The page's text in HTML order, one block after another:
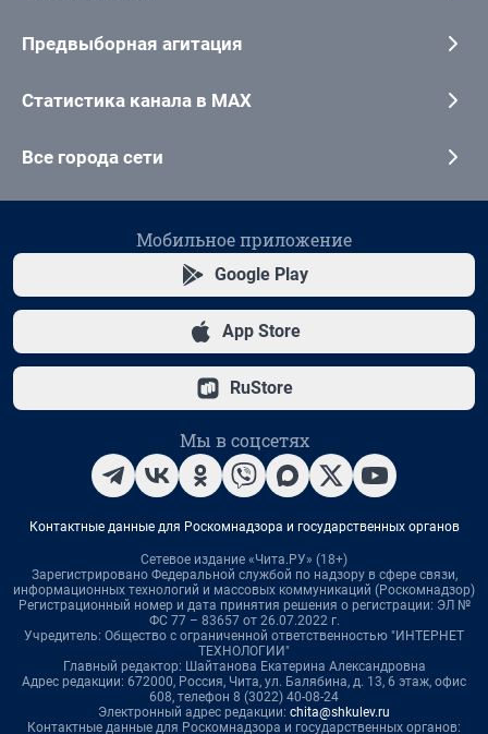
Предвыборная агитация
Статистика канала в MAX
Все города сети
Мобильное приложение
Google Play
App Store
RuStore
Мы в соцсетях
Контактные данные для Роскомнадзора и государственных органов
Сетевое издание «Чита.РУ» (18+)
Зарегистрировано Федеральной службой по надзору в сфере связи,
информационных технологий и массовых коммуникаций (Роскомнадзор)
Регистрационный номер и дата принятия решения о регистрации: ЭЛ №
ФС 77 – 83657 от 26.07.2022 г.
Учредитель: Общество с ограниченной ответственностью "ИНТЕРНЕТ
ТЕХНОЛОГИИ"
Главный редактор: Шайтанова Екатерина Александровна
Адрес редакции: 672000, Россия, Чита, ул. Балябина, д. 13, 6 этаж, офис
608, телефон 8 (3022) 40-08-24
Электронный адрес редакции: chita@shkulev.ru
Контактные данные для Роскомнадзора и государственных органов: